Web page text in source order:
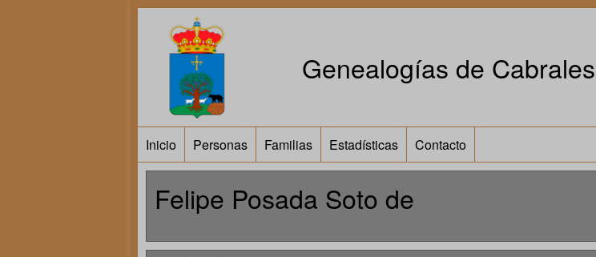
Genealogías de
Inicio Personas Familias Estadísticas Contacto
Felipe Posada Soto de